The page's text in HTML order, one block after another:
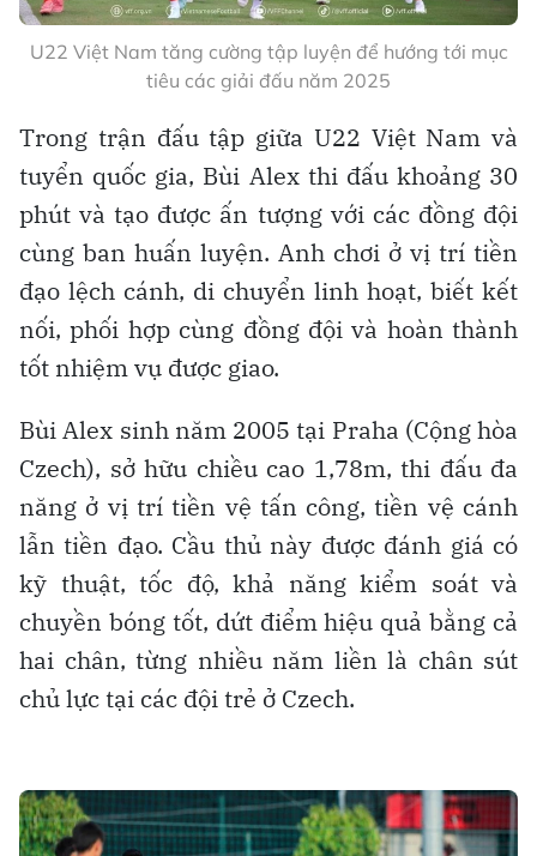
U22 Việt Nam tăng cường tập luyện để hướng tới mục
tiêu các giải đấu năm 2025
Trong trận đấu tập giữa U22 Việt Nam và
tuyển quốc gia, Bùi Alex thi đấu khoảng 30
phút và tạo được ấn tượng với các đồng đội
cùng ban huấn luyện. Anh chơi ở vị trí tiền
đạo lệch cánh, di chuyển linh hoạt, biết kết
nối, phối hợp cùng đồng đội và hoàn thành
tốt nhiệm vụ được giao.
Bùi Alex sinh năm 2005 tại Praha (Cộng hòa
Czech), sở hữu chiều cao 1,78m, thi đấu đa
năng ở vị trí tiền vệ tấn công, tiền vệ cánh
lẫn tiền đạo. Cầu thủ này được đánh giá có
kỹ thuật, tốc độ, khả năng kiểm soát và
chuyền bóng tốt, dứt điểm hiệu quả bằng cả
hai chân, từng nhiều năm liền là chân sút
chủ lực tại các đội trẻ ở Czech.